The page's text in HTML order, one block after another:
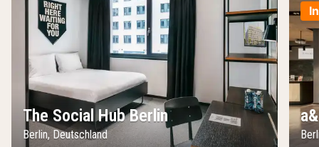
The Social Hub Berlin
Berlin, Deutschland